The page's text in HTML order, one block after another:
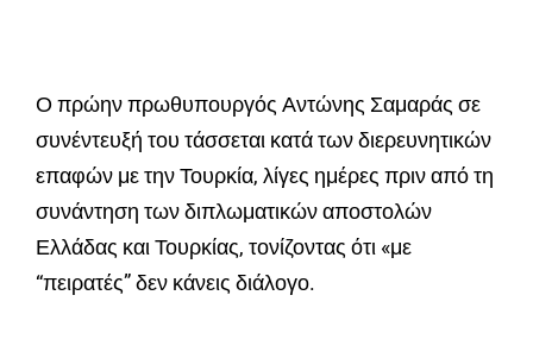
Ο πρώην πρωθυπουργός Αντώνης Σαμαράς σε
συνέντευξή του τάσσεται κατά των διερευνητικών
επαφών με την Τουρκία, λίγες ημέρες πριν από τη
συνάντηση των διπλωματικών αποστολών
Ελλάδας και Τουρκίας, τονίζοντας ότι «με
“πειρατές” δεν κάνεις διάλογο.